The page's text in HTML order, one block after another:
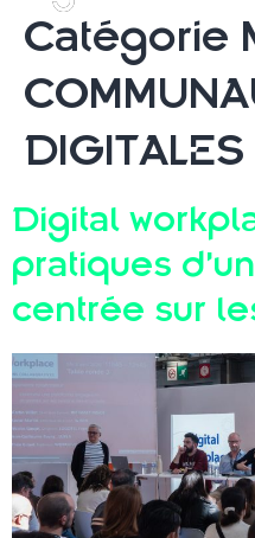
Catégorie
DIGITALES
Digital
pratiques
centrée sur